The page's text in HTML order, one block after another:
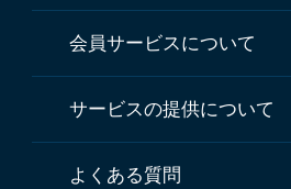
会員サービスについて
サービスの提供について
よくある質問